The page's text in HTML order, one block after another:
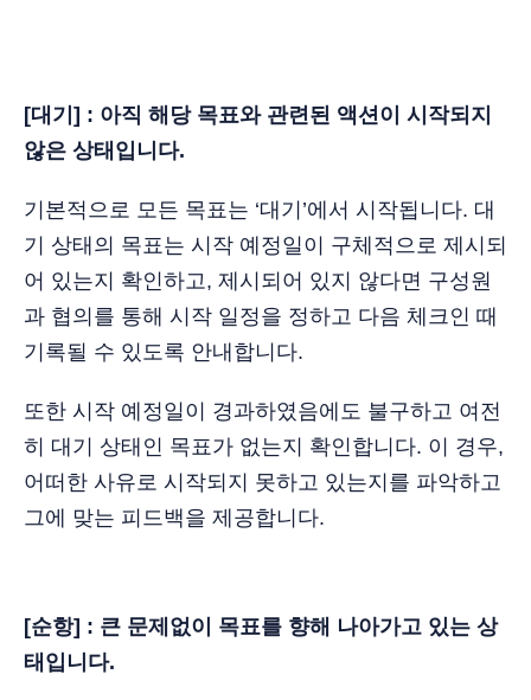
[대기] : 아직 해당 목표와 관련된 액션이 시작되지
않은 상태입니다.
기본적으로 모든 목표는 ‘대기’에서 시작됩니다. 대
기 상태의 목표는 시작 예정일이 구체적으로 제시되
어 있는지 확인하고, 제시되어 있지 않다면 구성원
과 협의를 통해 시작 일정을 정하고 다음 체크인 때
기록될 수 있도록 안내합니다.
또한 시작 예정일이 경과하였음에도 불구하고 여전
히 대기 상태인 목표가 없는지 확인합니다. 이 경우,
어떠한 사유로 시작되지 못하고 있는지를 파악하고
그에 맞는 피드백을 제공합니다.
[순항] : 큰 문제없이 목표를 향해 나아가고 있는 상
태입니다.